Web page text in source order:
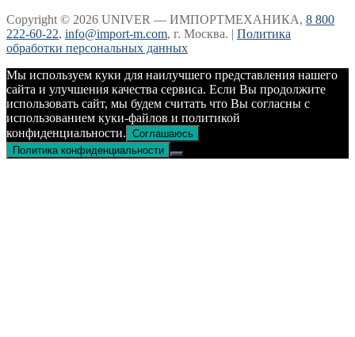
Copyright © 2026 UNIVER — ИМПОРТМЕХАНИКА, 8 800
222-60-22, info@import-m.com, г. Москва. | Политика
обработки персональных данных
Мы используем куки для наилучшего представления нашего
сайта и улучшения качества сервиса. Если Вы продолжите
использовать сайт, мы будем считать что Вы согласны с
использованием куки-файлов и политикой
конфиденциальности. Соглашаюсь
Политика конфиденциальности